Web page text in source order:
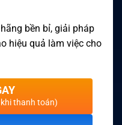
bền bỉ, giải pháp
hiệu quả làm việc cho
thanh toán)